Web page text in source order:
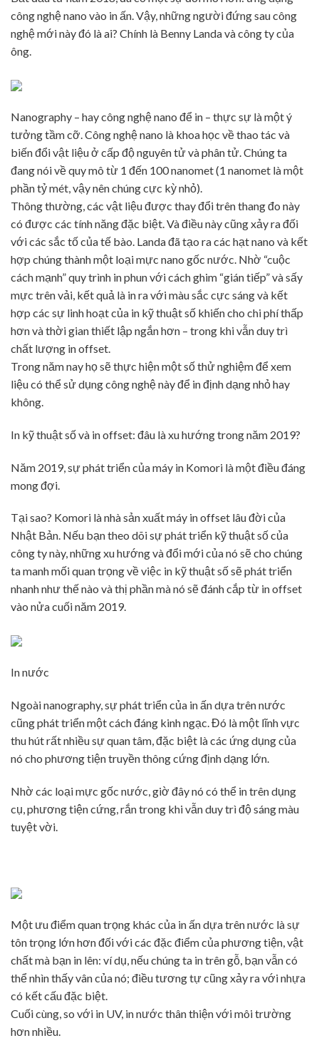
công nghệ nano vào in ấn. Vậy, những người đứng sau công
nghệ mới này đó là ai? Chính là Benny Landa và công ty của
ông.
Nanography – hay công nghệ nano để in – thực sự là một ý
tưởng tầm cỡ. Công nghệ nano là khoa học về thao tác và
biến đổi vật liệu ở cấp độ nguyên tử và phân tử. Chúng ta
đang nói về quy mô từ 1 đến 100 nanomet (1 nanomet là một
phần tỷ mét, vậy nên chúng cực kỳ nhỏ).
Thông thường, các vật liệu được thay đổi trên thang đo này
có được các tính năng đặc biệt. Và điều này cũng xảy ra đối
với các sắc tố của tế bào. Landa đã tạo ra các hạt nano và kết
hợp chúng thành một loại mực nano gốc nước. Nhờ “cuộc
cách mạnh” quy trình in phun với cách ghim “gián tiếp” và sấy
mực trên vải, kết quả là in ra với màu sắc cực sáng và kết
hợp các sự linh hoạt của in kỹ thuật số khiến cho chi phí thấp
hơn và thời gian thiết lập ngắn hơn – trong khi vẫn duy trì
chất lượng in offset.
Trong năm nay họ sẽ thực hiện một số thử nghiệm để xem
liệu có thể sử dụng công nghệ này để in định dạng nhỏ hay
không.
In kỹ thuật số và in offset: đâu là xu hướng trong năm 2019?
Năm 2019, sự phát triển của máy in Komori là một điều đáng
mong đợi.
Tại sao? Komori là nhà sản xuất máy in offset lâu đời của
Nhật Bản. Nếu bạn theo dõi sự phát triển kỹ thuật số của
công ty này, những xu hướng và đổi mới của nó sẽ cho chúng
ta manh mối quan trọng về việc in kỹ thuật số sẽ phát triển
nhanh như thế nào và thị phần mà nó sẽ đánh cắp từ in offset
vào nửa cuối năm 2019.
In nước
Ngoài nanography, sự phát triển của in ấn dựa trên nước
cũng phát triển một cách đáng kinh ngạc. Đó là một lĩnh vực
thu hút rất nhiều sự quan tâm, đặc biệt là các ứng dụng của
nó cho phương tiện truyền thông cứng định dạng lớn.
Nhờ các loại mực gốc nước, giờ đây nó có thể in trên dụng
cụ, phương tiện cứng, rắn trong khi vẫn duy trì độ sáng màu
tuyệt vời.
Một ưu điểm quan trọng khác của in ấn dựa trên nước là sự
tôn trọng lớn hơn đối với các đặc điểm của phương tiện, vật
chất mà bạn in lên: ví dụ, nếu chúng ta in trên gỗ, bạn vẫn có
thể nhìn thấy vân của nó; điều tương tự cũng xảy ra với nhựa
có kết cấu đặc biệt.
Cuối cùng, so với in UV, in nước thân thiện với môi trường
hơn nhiều.